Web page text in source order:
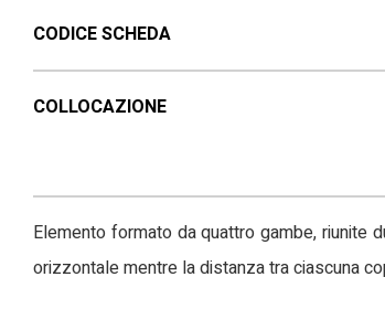
CODICE SCHEDA
COLLOCAZIONE
Elemento formato da quattro gambe, riunite
orizzontale mentre la distanza tra ciascuna